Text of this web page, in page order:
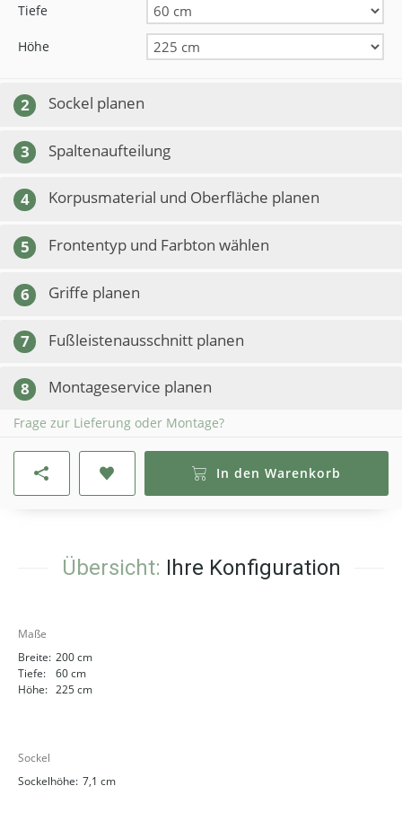
Tiefe
Höhe
2 Sockel planen
3 Spaltenaufteilung
4 Korpusmaterial und Oberfläche planen
5 Frontentyp und Farbton wählen
6 Griffe planen
7 Fußleistenausschnitt planen
8 Montageservice planen
Frage zur Lieferung oder Montage?
In den Warenkorb
Übersicht: Ihre Konfiguration
Maße
Breite: 200 cm
Tiefe:
60 cm
Höhe: 225 cm
Sockel
Sockelhöhe: 7,1 cm